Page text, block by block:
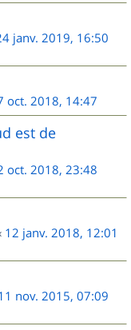
janv. 2019, 16:50
oct. 2018, 14:47
est de
oct. 2018, 23:48
12 janv. 2018, 12:01
nov. 2015, 07:09